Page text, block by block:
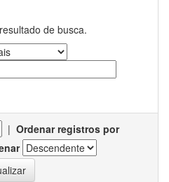
de busca.
| Ordenar registros por